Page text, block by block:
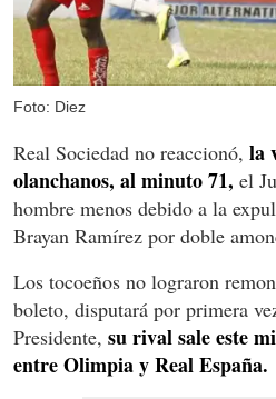
Foto: Diez
Real Sociedad no reaccionó, la
olanchanos, al minuto 71, el
hombre menos debido a la
Brayan Ramírez por doble
Los tocoeños no lograron
boleto, disputará por primera
Presidente, su rival sale este
entre Olimpia y Real España.